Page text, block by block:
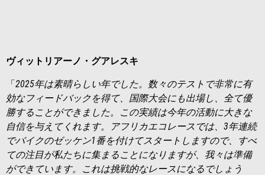
ヴィットリアーノ・グアレスキ
「2025年は素晴らしい年でした。数々のテストで非常に有
効なフィードバックを得て、国際大会にも出場し、全て優
勝することができました。この実績は今年の活動に大きな
自信を与えてくれます。アフリカエコレースでは、 3年連続
でバイクのゼッケン1番を付けてスタートしますので、すべ
ての注目が私たちに集まることになりますが、我々は準備
ができています。これは挑戦的なレースになるでしょう